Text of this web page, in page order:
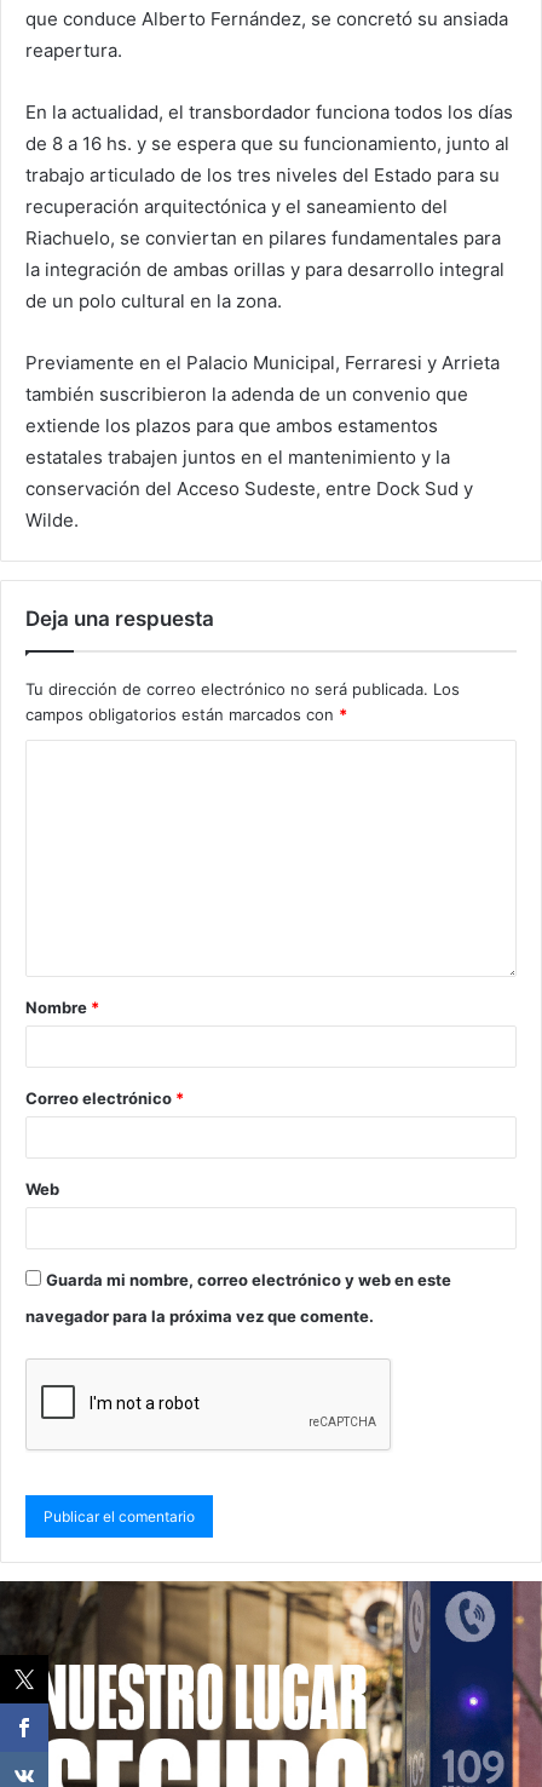
que conduce Alberto Fernández, se concretó su ansiada
reapertura.
En la actualidad, el transbordador funciona todos los días
de 8 a 16 hs. y se espera que su funcionamiento, junto al
trabajo articulado de los tres niveles del Estado para su
recuperación arquitectónica y el saneamiento del
Riachuelo, se conviertan en pilares fundamentales para
la integración de ambas orillas y para desarrollo integral
de un polo cultural en la zona.
Previamente en el Palacio Municipal, Ferraresi y Arrieta
también suscribieron la adenda de un convenio que
extiende los plazos para que ambos estamentos
estatales trabajen juntos en el mantenimiento y la
conservación del Acceso Sudeste, entre Dock Sud y
Wilde.
Deja una respuesta
Tu dirección de correo electrónico no será publicada. Los
campos obligatorios están marcados con *
Nombre *
Correo electrónico *
Web
Guarda mi nombre, correo electrónico y web en este
navegador para la próxima vez que comente.